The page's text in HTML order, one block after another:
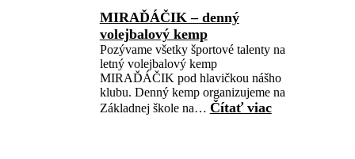
MIRAĎÁČIK – denný
volejbalový kemp
Pozývame všetky športové talenty na
letný volejbalový kemp
MIRAĎÁČIK pod hlavičkou nášho
klubu. Denný kemp organizujeme na
Základnej škole na… Čítať viac